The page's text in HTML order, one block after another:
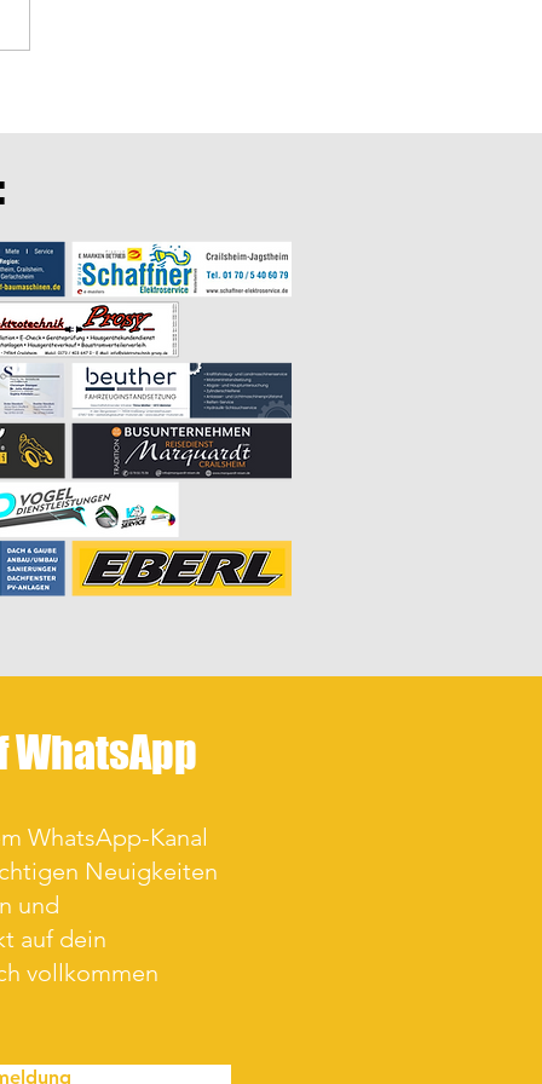
Vereinsmitglieder und
WhatsApp
WhatsApp-Kanal
Neuigkeiten
und
auf dein
vollkommen